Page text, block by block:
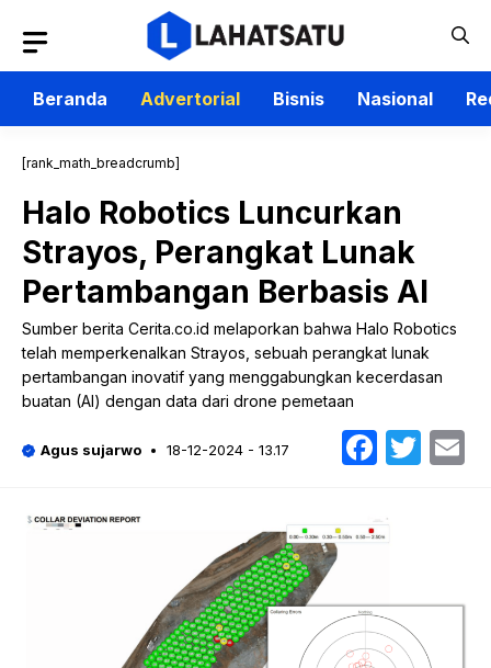
isi
Beranda
Advertorial Bisnis Nasional
[rank_math_breadcrumb]
Halo Robotics Luncurkan
Strayos, Perangkat Lunak
Pertambangan Berbasis AI
Sumber berita Cerita.co.id melaporkan bahwa Halo Robotics
telah memperkenalkan Strayos, sebuah perangkat lunak
pertambangan inovatif yang menggabungkan kecerdasan
buatan (AI) dengan data dari drone pemetaan
Agus sujarwo 18-12-2024 - 13.17